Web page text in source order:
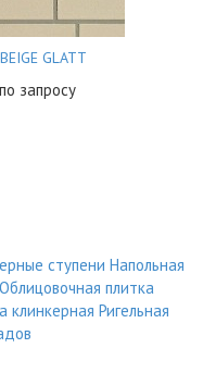
GLATT
запросу
ступени Напольная
Облицовочная плитка
клинкерная Ригельная